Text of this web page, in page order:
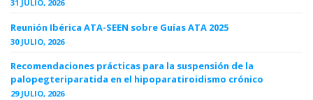
31 JULIO, 2026
Reunión Ibérica ATA-SEEN sobre Guías ATA 2025
30 JULIO, 2026
Recomendaciones prácticas para la suspensión de la
palopegteriparatida en el hipoparatiroidismo crónico
29 JULIO, 2026